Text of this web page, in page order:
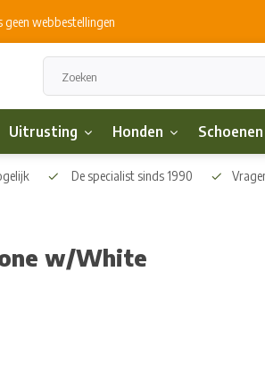
geen webbestellingen
Uitrusting Honden
De specialist sinds 1990
w/White